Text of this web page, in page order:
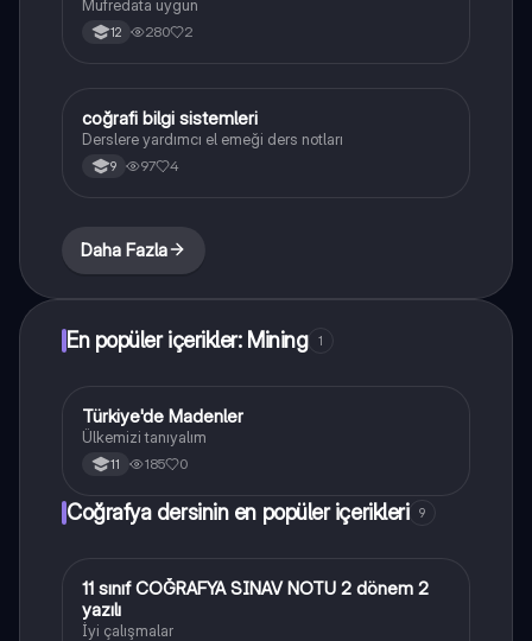
Müfredata uygun
12 280 2
Coğrafya
coğrafi bilgi sistemleri
Derslere yardımcı el emeği ders notları
9 97 4
Daha Fazla
En popüler içerikler: Mining 1
Coğrafya
Türkiye'de Madenler
Ülkemizi tanıyalım
11 185 0
Coğrafya dersinin en popüler içerikleri 9
Coğrafya
11 sınıf COĞRAFYA SINAV NOTU 2 dönem 2
yazılı
İyi çalışmalar